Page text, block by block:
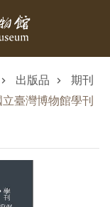
出版品
期刊
立臺灣博物館學刊